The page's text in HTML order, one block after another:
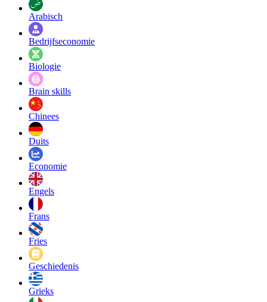
Arabisch
Bedrijfseconomie
Biologie
Brain skills
Chinees
Duits
Economie
Engels
Frans
Fries
Geschiedenis
Grieks